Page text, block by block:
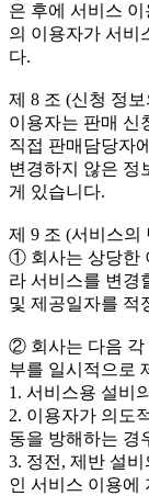
은 후에 서비스
의 이용자가 서비
다.
제 8 조 (신청 정
이용자는 판매 신
직접 판매담당자
변경하지 않은 정
게 있습니다.
제 9 조 (서비스의
① 회사는 상당한
라 서비스를 변경
및 제공일자를 적
② 회사는 다음 각
부를 일시적으로
1. 서비스용 설비
2. 이용자가 의도
동을 방해하는 경
3. 정전, 제반 설
인 서비스 이용에